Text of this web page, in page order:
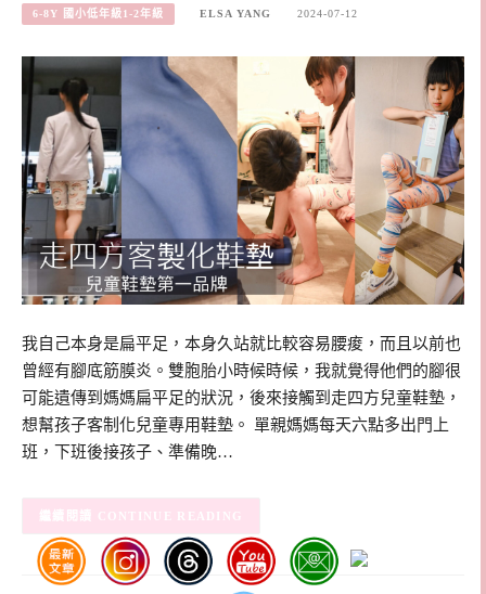
6-8Y 國小低年級1-2年級 ELSA YANG 2024-07-12
我自己本身是扁平足，本身久站就比較容易腰痠，而且以前也
曾經有腳底筋膜炎。雙胞胎小時候時候，我就覺得他們的腳很
可能遺傳到媽媽扁平足的狀況，後來接觸到走四方兒童鞋墊，
想幫孩子客制化兒童專用鞋墊。 單親媽媽每天六點多出門上
班，下班後接孩子、準備晚…
CONTINUE READING